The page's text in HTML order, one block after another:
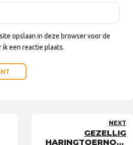
opslaan in deze browser voor de
een reactie plaats.
NEXT
GEZELLIG
HARINGTOERNOOI